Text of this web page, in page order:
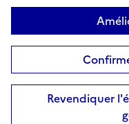
Revendiquer